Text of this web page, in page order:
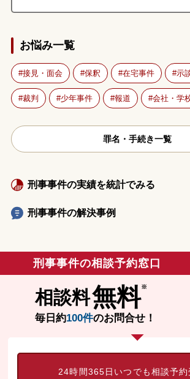
お悩み一覧
接見・面会 保釈 在宅事件 示
裁判 少年事件 報道 会社・学
罪名・手続き一覧
刑事事件の実績を統計でみる
刑事事件の解決事例
刑事事件の相談予約窓口
相談料無料
毎日約100件のお問合せ！
24時間365日いつでも相談予約